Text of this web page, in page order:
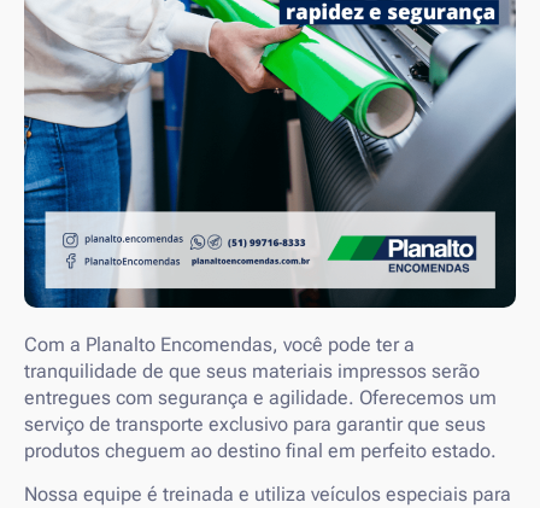
Com a Planalto Encomendas, você pode ter a
tranquilidade de que seus materiais impressos serão
entregues com segurança e agilidade. Oferecemos um
serviço de transporte exclusivo para garantir que seus
produtos cheguem ao destino final em perfeito estado.
Nossa equipe é treinada e utiliza veículos especiais para